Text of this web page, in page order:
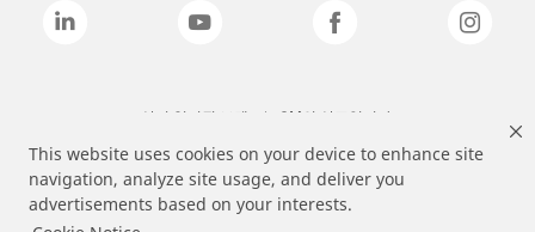
This website uses cookies on your device to enhance site
navigation, analyze site usage, and deliver you
advertisements based on your interests.
상기 열거된 브랜드는 3M의 상표입니다.